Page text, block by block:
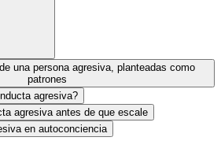
una persona agresiva, planteadas como
patrones
agresiva?
agresiva antes de que escale
en autoconciencia